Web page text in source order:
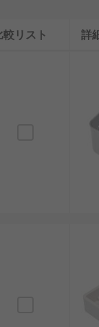
較リスト 詳